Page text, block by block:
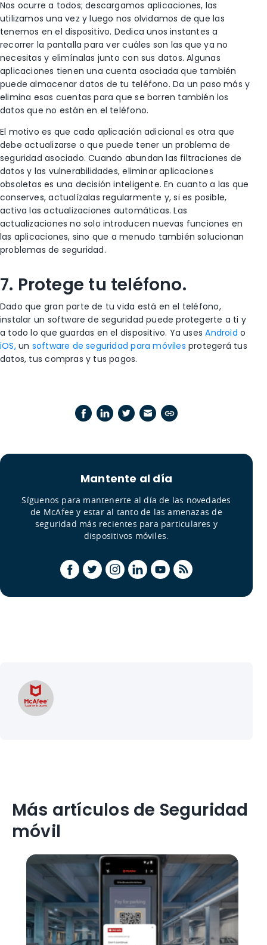
Nos ocurre a todos; descargamos aplicaciones, las
utilizamos una vez y luego nos olvidamos de que las
tenemos en el dispositivo. Dedica unos instantes a
recorrer la pantalla para ver cuáles son las que ya no
necesitas y elimínalas junto con sus datos. Algunas
aplicaciones tienen una cuenta asociada que también
puede almacenar datos de tu teléfono. Da un paso más y
elimina esas cuentas para que se borren también los
datos que no están en el teléfono.
El motivo es que cada aplicación adicional es otra que
debe actualizarse o que puede tener un problema de
seguridad asociado. Cuando abundan las filtraciones de
datos y las vulnerabilidades, eliminar aplicaciones
obsoletas es una decisión inteligente. En cuanto a las que
conserves, actualízalas regularmente y, si es posible,
activa las actualizaciones automáticas. Las
actualizaciones no solo introducen nuevas funciones en
las aplicaciones, sino que a menudo también solucionan
problemas de seguridad.
7. Protege tu teléfono.
Dado que gran parte de tu vida está en el teléfono,
instalar un software de seguridad puede protegerte a ti y
a todo lo que guardas en el dispositivo. Ya usesAndroid o
iOS,un software de seguridad para móviles protegerá tus
datos, tus compras y tus pagos.
Mantente al día
Síguenos para mantenerte al día de las novedades
de McAfee y estar al tanto de las amenazas de
seguridad más recientes para particulares y
dispositivos móviles.
Más artículos de Seguridad
móvil